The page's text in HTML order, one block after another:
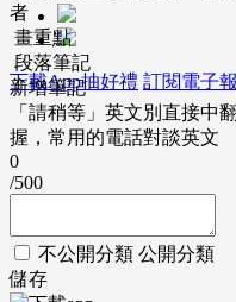
下載App抽好禮 訂閱電子報
者
畫重點
段落筆記
新增筆記
「請稍等」英文別直接中
握，常用的電話對談英文
0
/500
不公開分類 公開分類
儲存